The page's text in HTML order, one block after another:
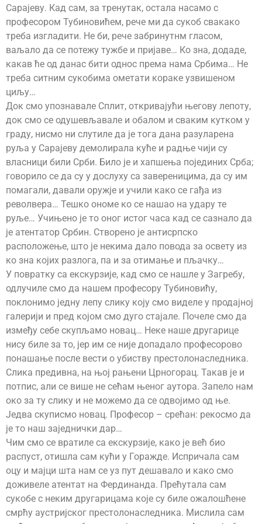
Сарајеву. Кад сам, за тренутак, остала насамо с
професором Тубиновићем, рече ми да сукоб свакако
треба изгладити. Не би, рече забринутнм гласом,
ваљало да се потежу тужбе и пријаве… Ко зна, додаде,
какав ће од данас бити однос према нама Србима… Не
треба ситним сукобима ометати кораке узвишеном
циљу…
Док смо упознавале Сплит, откривајући његову лепоту,
док смо се одушевљавале и обалом и сваким кутком у
граду, нисмо ни слутиле да је тога дана разуларена
руља у Сарајеву демолирала куће и радње чији су
власници били Срби. Било је и хапшења појединих Срба;
говорило се да су у дослуху са завереницима, да су им
помагали, давали оружје и учили како се гађа из
револвера… Тешко ономе ко се нашао на удару те
руље… Учињено је то оног истог часа кад се сазнало да
је атентатор Србин. Створено је антисрпско
расположење, што је некима дало повода за освету из
ко зна којих разлога, па и за отимање и пљачку…
У повратку са екскурзије, кад смо се нашле у Загребу,
одлучиле смо да нашем професору Тубиновићу,
поклонимо једну лепу слику коју смо виделе у продајној
галерији и пред којом смо дуго стајале. Почеле смо да
између себе скупљамо новац… Неке наше другарице
нису биле за то, јер им се није допадало професорово
понашање после вести о убиству престолонаследника.
Слика предивна, на њој рањени Црногорац. Такав је и
потпис, али се више не сећам њеног аутора. Запело нам
око за ту слику и не можемо да се одвојимо од ње.
Једва скуписмо новац. Професор – срећан: рекосмо да
је то наш заједнички дар…
Чим смо се вратиле са екскурзије, како је већ био
распуст, отишла сам кући у Горажде. Испричала сам
оцу и мајци шта нам се уз пут дешавало и како смо
доживеле атентат на Фердинанда. Прећутала сам
сукобе с неким другарицама које су биле ожалошћене
смрћу аустријског престолонаследника. Мислила сам